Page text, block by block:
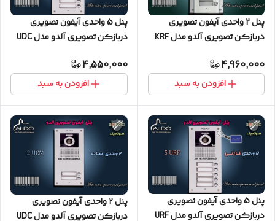
پنل 2 واحدی آیفون تصویری
دربازکن تصویری آلدو مدل KRF
4,960,000
افزودن به سبد
پنل 5 واحدی آیفون تصویری
دربازکن تصویری آلدو مدل UDC
4,550,000
افزودن به سبد
پنل 5 واحدی آیفون تصویری
دربازکن تصویری آلدو مدل URF
پنل 2 واحدی آیفون تصویری
دربازکن تصویری آلدو مدل UDC